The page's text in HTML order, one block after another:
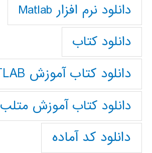
دانلود نرم افزار Matlab
دانلود کتاب
دانلود کتاب آموزش MATLAB
دانلود کتاب آموزش متلب
دانلود کد آماده